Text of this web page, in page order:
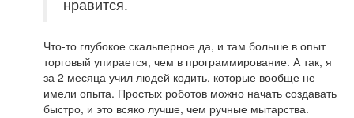
нравится.
Что-то глубокое скальперное да, и там больше в опыт
торговый упирается, чем в программирование. А так, я
за 2 месяца учил людей кодить, которые вообще не
имели опыта. Простых роботов можно начать создавать
быстро, и это всяко лучше, чем ручные мытарства.